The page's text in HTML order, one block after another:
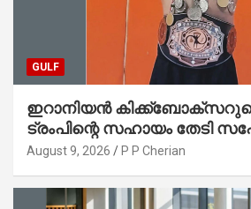
GULF
ഇറാനിയൻ
ട്രംപിന്റെ സഹായം തേടി
August 9, 2026 P P Cherian